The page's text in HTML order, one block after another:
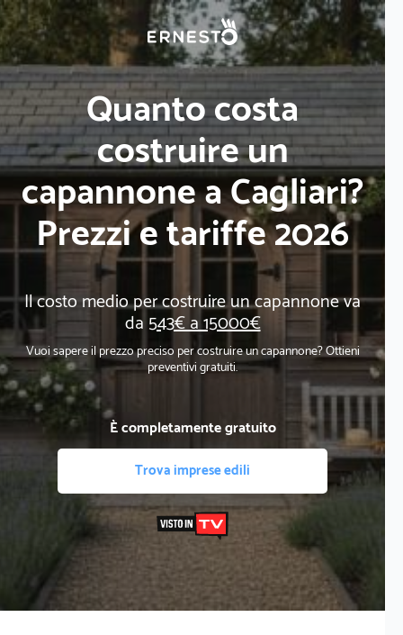
Quanto costa
costruire un
capannone a Cagliari?
Prezzi e tariffe 2026
Il costo medio per costruire un capannone va
da 543€ a 15000€
Vuoi sapere il prezzo preciso per costruire un capannone? Ottieni
preventivi gratuiti.
È completamente gratuito
Trova imprese edili